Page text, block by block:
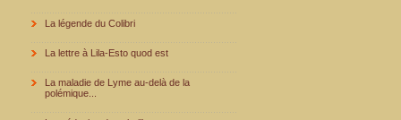
La légende du Colibri
La lettre à Lila-Esto quod est
La maladie de Lyme au-delà de la
polémique...